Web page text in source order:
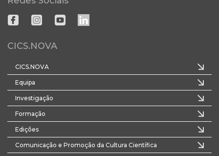
CICS.NOVA
CICS.NOVA
Equipa
Investigação
Formação
Edições
Comunicação e Promoção da Cultura Científica